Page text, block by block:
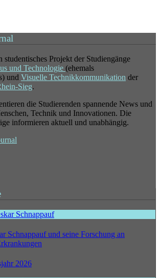
studentisches Projekt der Studiengänge
und Technologie (ehemals
und Visuelle Technikkommunikation der
Sieg.
die Studierenden spannende News und
Technik und Innovationen. Die
informieren aktuell und unabhängig.
Schnappauf und seine Forschung an
2026